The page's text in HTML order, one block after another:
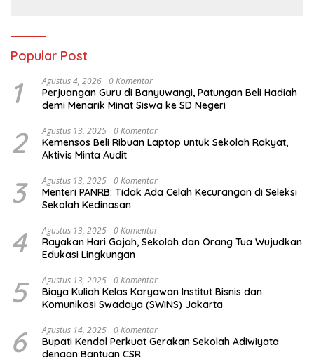
Popular Post
1 Agustus 4, 2026 0 Komentar
Perjuangan Guru di Banyuwangi, Patungan Beli Hadiah
demi Menarik Minat Siswa ke SD Negeri
2 Agustus 13, 2025 0 Komentar
Kemensos Beli Ribuan Laptop untuk Sekolah Rakyat,
Aktivis Minta Audit
3 Agustus 13, 2025 0 Komentar
Menteri PANRB: Tidak Ada Celah Kecurangan di Seleksi
Sekolah Kedinasan
4 Agustus 13, 2025 0 Komentar
Rayakan Hari Gajah, Sekolah dan Orang Tua Wujudkan
Edukasi Lingkungan
5 Agustus 13, 2025 0 Komentar
Biaya Kuliah Kelas Karyawan Institut Bisnis dan
Komunikasi Swadaya (SWINS) Jakarta
6 Agustus 14, 2025 0 Komentar
Bupati Kendal Perkuat Gerakan Sekolah Adiwiyata
dengan Bantuan CSR